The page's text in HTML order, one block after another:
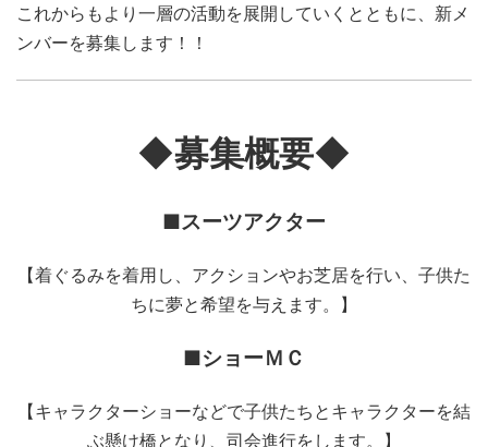
これからもより一層の活動を展開していくとともに、新メ
ンバーを募集します！！
◆募集概要◆
■スーツアクター
【着ぐるみを着用し、アクションやお芝居を行い、子供た
ちに夢と希望を与えます。】
■ショーＭＣ
【キャラクターショーなどで子供たちとキャラクターを結
ぶ懸け橋となり、司会進行をします。】